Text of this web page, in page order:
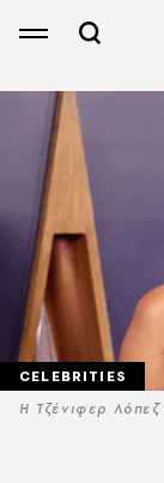
Η Τζένιφερ
CELEBRITIES